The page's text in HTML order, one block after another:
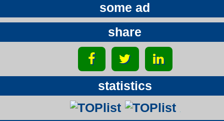
some ad
share
statistics